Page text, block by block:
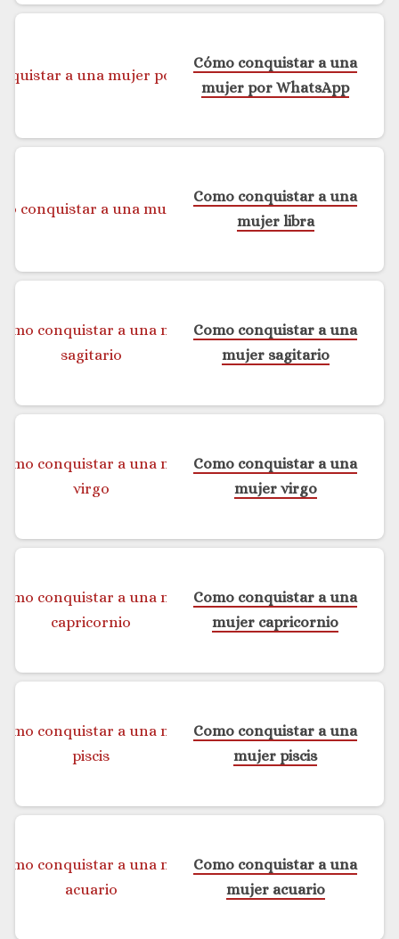
Cómo conquistar a una
mujer por WhatsApp
Como conquistar a una
mujer libra
Como conquistar a una
mujer sagitario
Como conquistar a una
mujer virgo
Como conquistar a una
mujer capricornio
Como conquistar a una
mujer piscis
Como conquistar a una
mujer acuario